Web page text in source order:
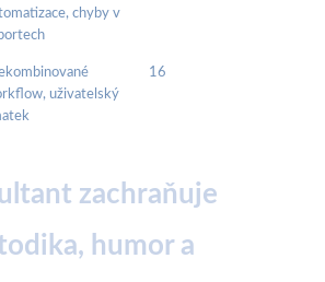
chyby v
uživatelský
16
zachraňuje
humor a